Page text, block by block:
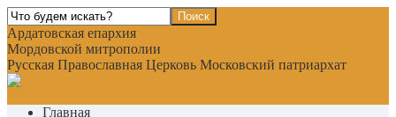
Ардатовская епархия
Мордовской митрополии
Русская Православная Церковь Московский патриархат
Главная